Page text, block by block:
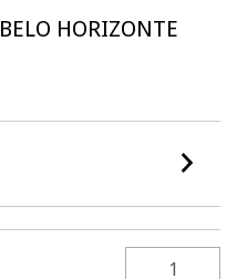
HORIZONTE